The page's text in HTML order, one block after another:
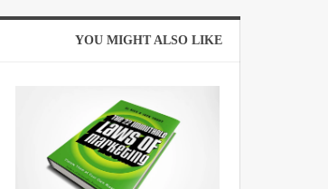
YOU MIGHT ALSO LIKE